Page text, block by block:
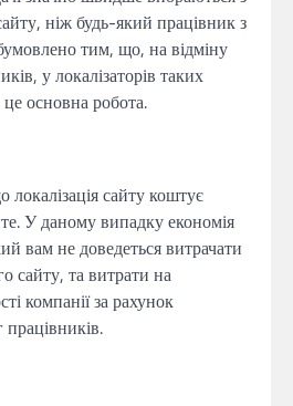
ніж будь-який працівник з
тим, що, на відміну
у локалізаторів таких
основна робота.
сайту коштує
У даному випадку економія
вам не доведеться витрачати
сайту, та витрати на
компанії за рахунок